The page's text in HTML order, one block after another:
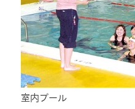
室内プール